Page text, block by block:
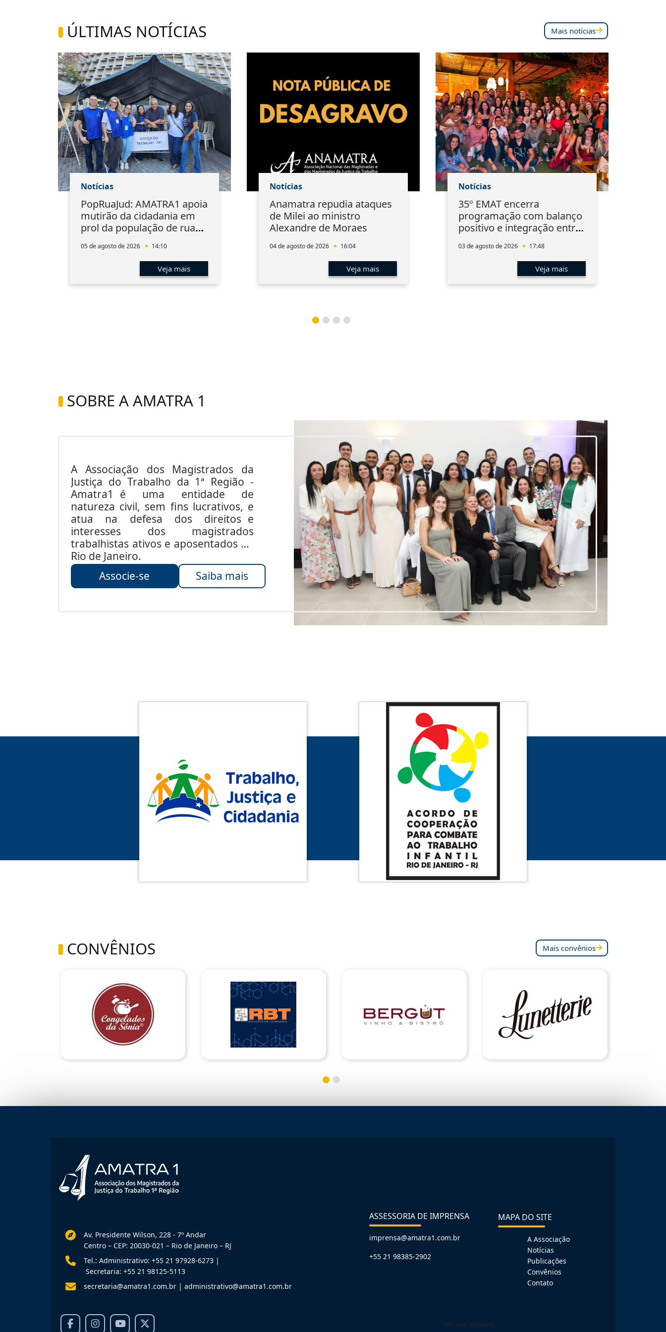
Mais notícias
ÚLTIMAS NOTÍCIAS
Notícias
PopRuaJud: AMATRA1 apoia
mutirão da cidadania em
prol da população de rua
05 de agosto de 2026 14:10
Veja mais
Notícias
Anamatra repudia ataques
de Milei ao ministro
Alexandre de Moraes
04 de agosto de 2026 16:04
Veja mais
Notícias
35º EMAT encerra
programação com balanço
positivo e integração entre
03 de agosto de 2026 17:48
Veja mais
SOBRE A AMATRA 1
A Associação dos Magistrados da
Justiça do Trabalho da 1ª Região -
Amatra1 é uma entidade de
natureza civil, sem fins lucrativos, e
atua na defesa dos direitos e
interesses dos magistrados
trabalhistas ativos e aposentados do
Rio de Janeiro.
Associe-se
Saiba mais
CONVÊNIOS Mais convênios
Av. Presidente Wilson, 228 - 7º Andar
Centro – CEP: 20030-021 – Rio de Janeiro – RJ
Tel.: Administrativo: +55 21 97928-6273 |
Secretaria: +55 21 98125-5113
secretaria@amatra1.com.br | administrativo@amatra1.com.br
ASSESSORIA DE IMPRENSA
imprensa@amatra1.com.br
+55 21 98385-2902
MAPA DO SITE
A Associação
Notícias
Publicações
Convênios
Contato
We use cookies